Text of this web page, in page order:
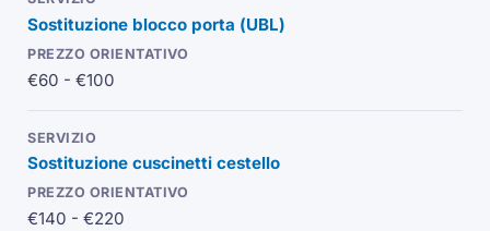
Sostituzione blocco porta (UBL)
€60 - €100
Sostituzione cuscinetti cestello
€140 - €220